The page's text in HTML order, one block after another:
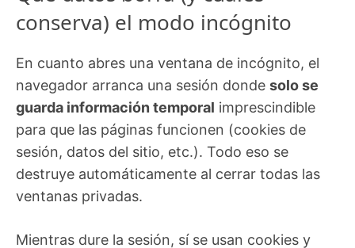
conserva) el modo incógnito
En cuanto abres una ventana de incógnito, el
navegador arranca una sesión donde solo se
guarda información temporal imprescindible
para que las páginas funcionen (cookies de
sesión, datos del sitio, etc.). Todo eso se
destruye automáticamente al cerrar todas las
ventanas privadas.
Mientras dure la sesión, sí se usan cookies y